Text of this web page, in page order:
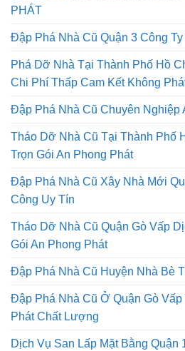
PHÁT
Đập Phá Nhà Cũ Quận 3 Công
Phá Dỡ Nhà Tại Thành Phố Hồ
Chi Phí Thấp Cam Kết Không
Đập Phá Nhà Cũ Chuyên Nghiệp
Tháo Dỡ Nhà Cũ Tại Thành Phố
Trọn Gói An Phong Phát
Đập Phá Nhà Cũ Xây Nhà Mới
Công Uy Tín
Tháo Dỡ Nhà Cũ Quận Gò Vấp
Gói An Phong Phát
Đập Phá Nhà Cũ Huyện Nhà Bè
Đập Phá Nhà Cũ Ở Quận Gò
Phát Chất Lượng
Dịch Vụ San Lấp Mặt Bằng Quận